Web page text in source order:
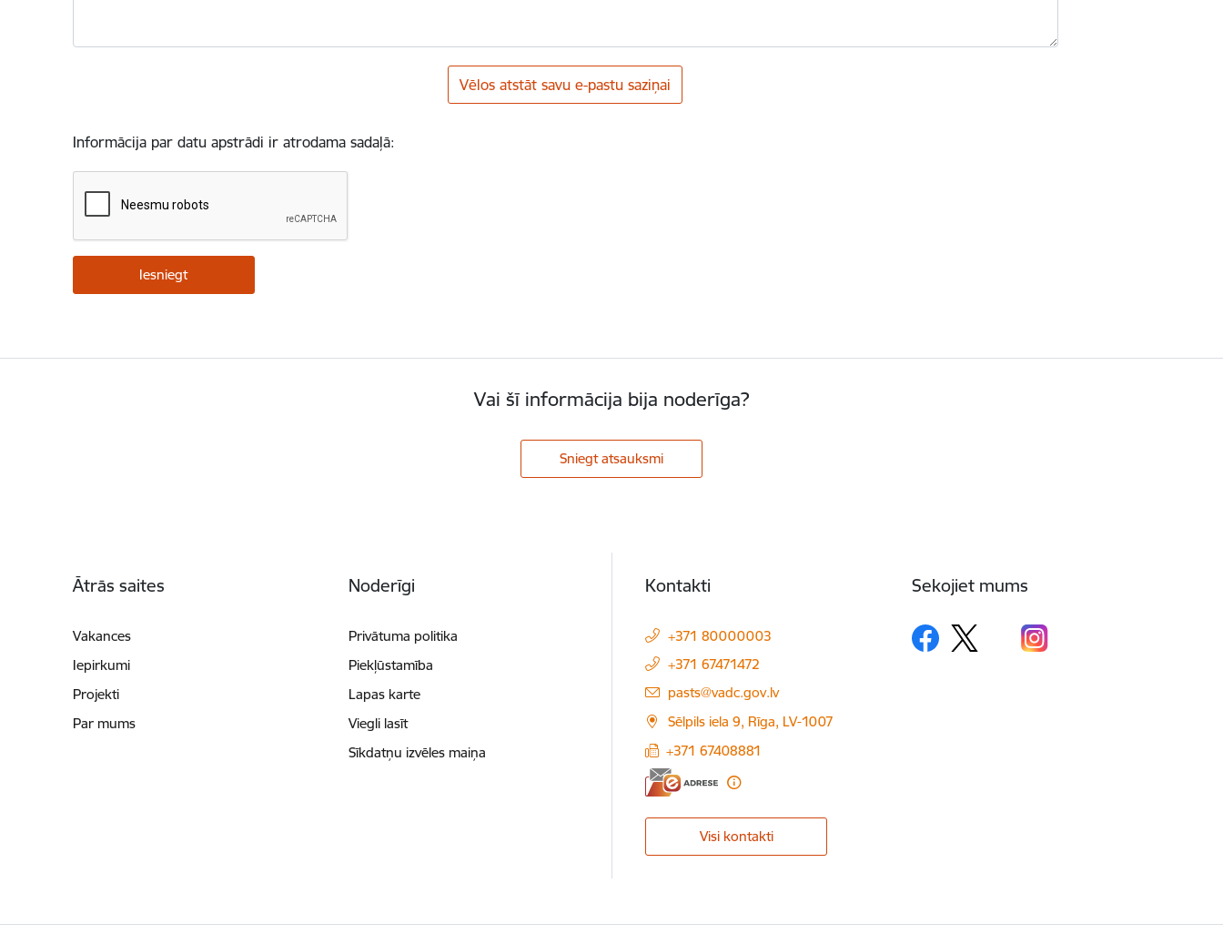
Vēlos atstāt savu e-pastu saziņai
Informācija par datu apstrādi ir atrodama sadaļā:
Vai šī informācija bija noderīga?
Sniegt atsauksmi
Ātrās saites
Vakances
Iepirkumi
Projekti
Par mums
Noderīgi
Privātuma politika
Piekļūstamība
Lapas karte
Viegli lasīt
Sīkdatņu izvēles maiņa
Kontakti
+371 80000003
+371 67471472
E-pasts:
pasts@vadc.gov.lv
Sēlpils iela 9, Rīga, LV-1007
+371 67408881
Visi kontakti
Sekojiet mums